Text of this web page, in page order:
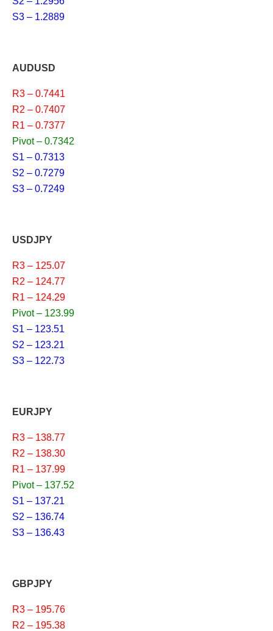
S3 – 1.2889
AUDUSD
R3 – 0.7441
R2 – 0.7407
R1 – 0.7377
Pivot – 0.7342
S1 – 0.7313
S2 – 0.7279
S3 – 0.7249
USDJPY
R3 – 125.07
R2 – 124.77
R1 – 124.29
Pivot – 123.99
S1 – 123.51
S2 – 123.21
S3 – 122.73
EURJPY
R3 – 138.77
R2 – 138.30
R1 – 137.99
Pivot – 137.52
S1 – 137.21
S2 – 136.74
S3 – 136.43
GBPJPY
R3 – 195.76
R2 – 195.38